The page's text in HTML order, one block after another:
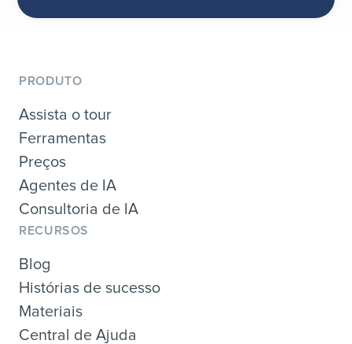
PRODUTO
Assista o tour
Ferramentas
Preços
Agentes de IA
Consultoria de IA
RECURSOS
Blog
Histórias de sucesso
Materiais
Central de Ajuda